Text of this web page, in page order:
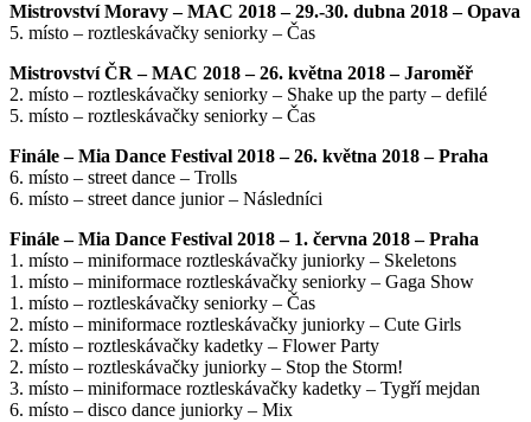
Mistrovství Moravy – MAC 2018 – 29.-30. dubna 2018 – Opava
5. místo – roztleskávačky seniorky – Čas
Mistrovství ČR – MAC 2018 – 26. května 2018 – Jaroměř
2. místo – roztleskávačky seniorky – Shake up the party – defilé
5. místo – roztleskávačky seniorky – Čas
Finále – Mia Dance Festival 2018 – 26. května 2018 – Praha
6. místo – street dance – Trolls
6. místo – street dance junior – Následníci
Finále – Mia Dance Festival 2018 – 1. června 2018 – Praha
1. místo – miniformace roztleskávačky juniorky – Skeletons
1. místo – miniformace roztleskávačky seniorky – Gaga Show
1. místo – roztleskávačky seniorky – Čas
2. místo – miniformace roztleskávačky juniorky – Cute Girls
2. místo – roztleskávačky kadetky – Flower Party
2. místo – roztleskávačky juniorky – Stop the Storm!
3. místo – miniformace roztleskávačky kadetky – Tygří mejdan
6. místo – disco dance juniorky – Mix